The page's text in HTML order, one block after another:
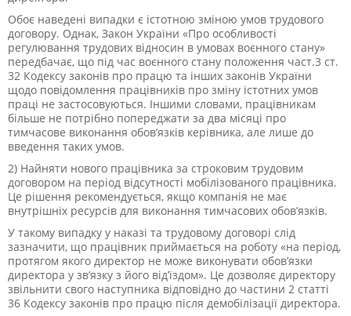
Обоє наведені випадки є істотною зміною умов трудового
договору. Однак, Закон України «Про особливості
регулювання трудових відносин в умовах воєнного стану»
передбачає, що під час воєнного стану положення част.3 ст.
32 Кодексу законів про працю та інших законів України
щодо повідомлення працівників про зміну істотних умов
праці не застосовуються. Іншими словами, працівникам
більше не потрібно попереджати за два місяці про
тимчасове виконання обов’язків керівника, але лише до
введення таких умов.
2) Найняти нового працівника за строковим трудовим
договором на період відсутності мобілізованого працівника.
Це рішення рекомендується, якщо компанія не має
внутрішніх ресурсів для виконання тимчасових обов’язків.
У такому випадку у наказі та трудовому договорі слід
зазначити, що працівник приймається на роботу «на період,
протягом якого директор не може виконувати обов’язки
директора у зв’язку з його від’їздом». Це дозволяє директору
звільнити свого наступника відповідно до частини 2 статті
36 Кодексу законів про працю після демобілізації директора.